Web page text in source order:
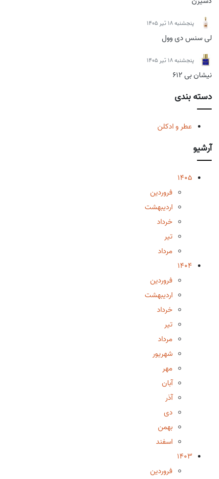
پنجشنبه 18 تیر 1405
لی سنس دی وول
پنجشنبه 18 تیر 1405
نیشان بی 612
دسته بندی
عطر و ادکلن
آرشیو
1405
فروردین
اردیبهشت
خرداد
تیر
مرداد
1404
فروردین
اردیبهشت
خرداد
تیر
مرداد
شهریور
مهر
آبان
آذر
دی
بهمن
اسفند
1403
فروردین